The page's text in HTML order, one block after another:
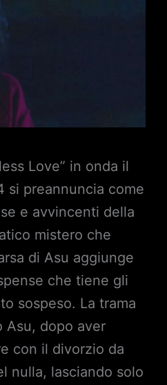
Love” in onda il
si preannuncia come
e avvincenti della
mistero che
di Asu aggiunge
che tiene gli
sospeso. La trama
Asu, dopo aver
con il divorzio da
nulla, lasciando solo